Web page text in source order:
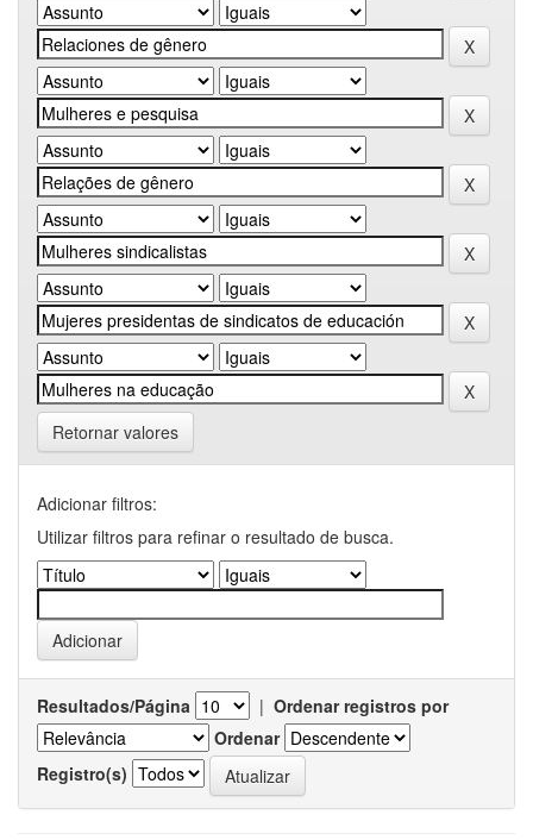
Retornar valores
Adicionar filtros:
Utilizar filtros para refinar o resultado de busca.
Resultados/Página | Ordenar registros por
Ordenar
Registro(s)